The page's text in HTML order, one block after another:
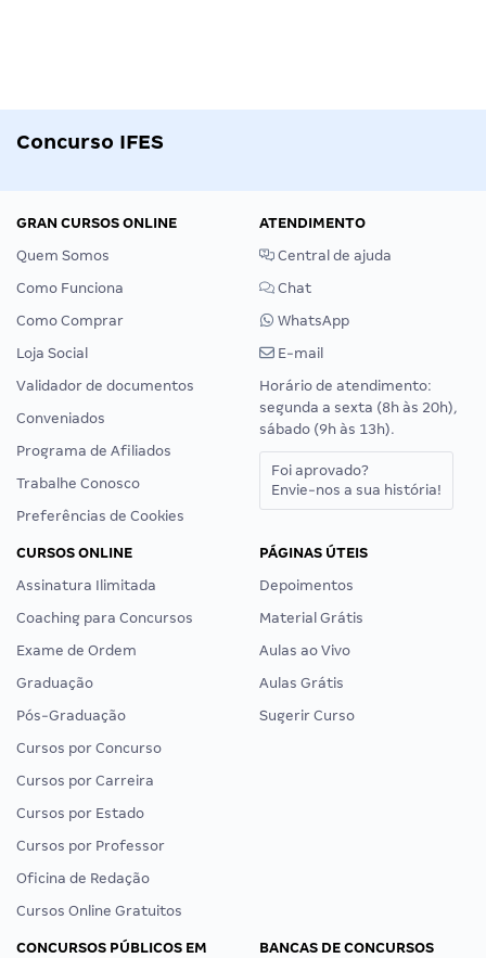
Concurso IFES
GRAN CURSOS ONLINE
Quem Somos
Como Funciona
Como Comprar
Loja Social
Validador de documentos
Conveniados
Programa de Afiliados
Trabalhe Conosco
Preferências de Cookies
ATENDIMENTO
Central de ajuda
Chat
WhatsApp
E-mail
Horário de atendimento:
segunda a sexta (8h às 20h),
sábado (9h às 13h).
Foi aprovado?
Envie-nos a sua história!
CURSOS ONLINE
Assinatura Ilimitada
Coaching para Concursos
Exame de Ordem
Graduação
Pós-Graduação
Cursos por Concurso
Cursos por Carreira
Cursos por Estado
Cursos por Professor
Oficina de Redação
Cursos Online Gratuitos
PÁGINAS ÚTEIS
Depoimentos
Material Grátis
Aulas ao Vivo
Aulas Grátis
Sugerir Curso
CONCURSOS PÚBLICOS EM
BANCAS DE CONCURSOS